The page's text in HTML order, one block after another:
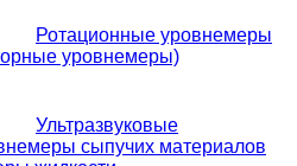
Ротационные уровнемеры
уровнемеры)
Ультразвуковые
сыпучих материалов